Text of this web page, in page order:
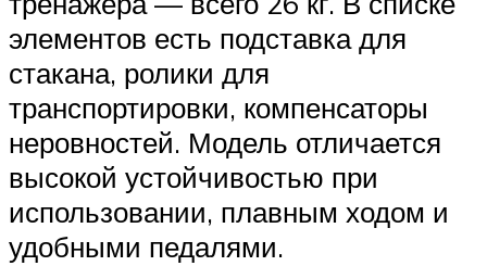
элементов есть подставка для
стакана, ролики для
транспортировки, компенсаторы
неровностей. Модель отличается
высокой устойчивостью при
использовании, плавным ходом и
удобными педалями.